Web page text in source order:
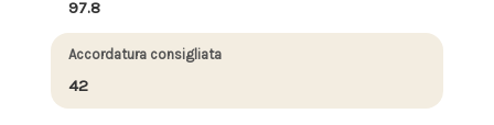
97.8
Accordatura consigliata
42